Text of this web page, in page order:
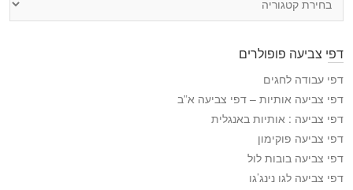
י
ה
צ
י
ע
ה
דפי צביעה פופולרים
דפי עבודה לחגים
דפי צביעה אותיות – דפי צביעה א”ב
דפי צביעה : אותיות באנגלית
דפי צביעה פוקימון
דפי צביעה בובות לול
דפי צביעה לגו נינג’גו